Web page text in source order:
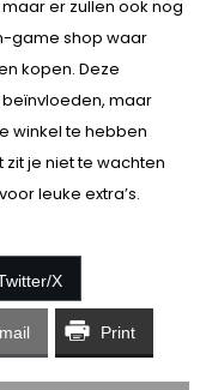
er zullen ook nog
game shop waar
kopen. Deze
maar
winkel te hebben
je niet te wachten
leuke extra’s.
X
Print